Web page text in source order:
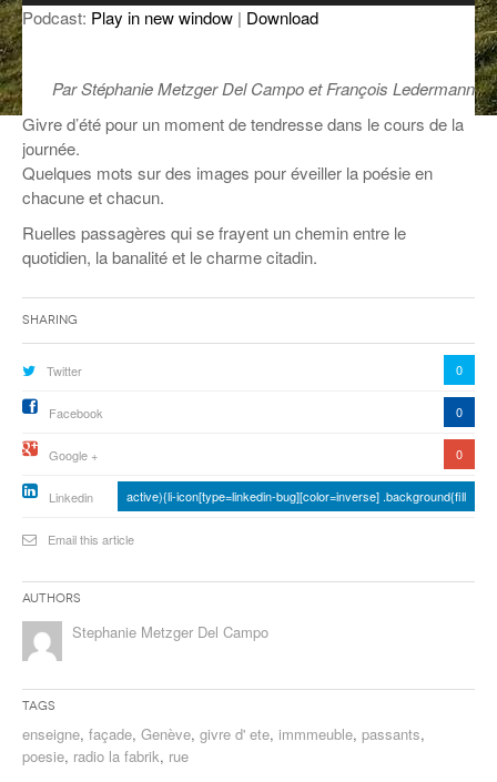
ANCIENNES ÉMISSIONS
Podcast: Play in new window | Download
Par Stéphanie Metzger Del Campo et François Ledermann
Givre d’été pour un moment de tendresse dans le cours de la
journée.
Quelques mots sur des images pour éveiller la poésie en
chacune et chacun.
Ruelles passagères qui se frayent un chemin entre le
quotidien, la banalité et le charme citadin.
Sharing
Twitter 0
Facebook 0
Google + 0
Linkedin active){li-icon[type=linkedin-bug][color=inverse] .background{fill
Email this article
Authors
Stephanie Metzger Del Campo
Tags
enseigne, façade, Genève, givre d' ete, immmeuble, passants,
poesie, radio la fabrik, rue